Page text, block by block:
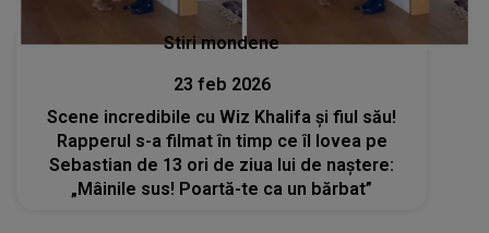
Stiri mondene
23 feb 2026
Scene incredibile cu Wiz Khalifa și fiul său!
Rapperul s-a filmat în timp ce îl lovea pe
Sebastian de 13 ori de ziua lui de naștere:
„Mâinile sus! Poartă-te ca un bărbat”